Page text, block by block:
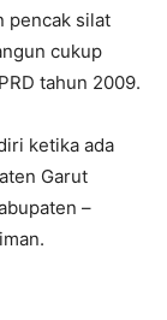
pencak silat
cukup
tahun 2009.
ketika ada
Garut
–